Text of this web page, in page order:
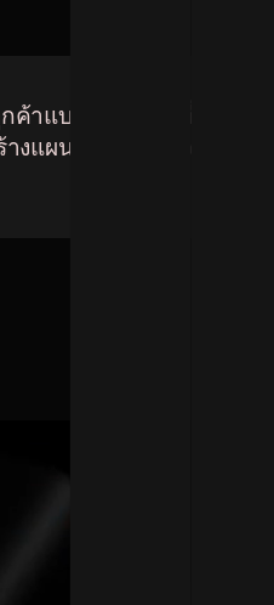
าแบบเรียลไทม์ที่ทำงานได้
แผนงานทางวิศวกรรมที่